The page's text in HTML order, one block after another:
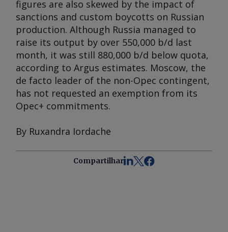
figures are also skewed by the impact of
sanctions and custom boycotts on Russian
production. Although Russia managed to
raise its output by over 550,000 b/d last
month, it was still 880,000 b/d below quota,
according to Argus estimates. Moscow, the
de facto leader of the non-Opec contingent,
has not requested an exemption from its
Opec+ commitments.
By Ruxandra Iordache
Compartilhar